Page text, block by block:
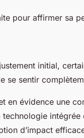
pour affirmer sa
initial,
se sentir
en évidence une
d’impact